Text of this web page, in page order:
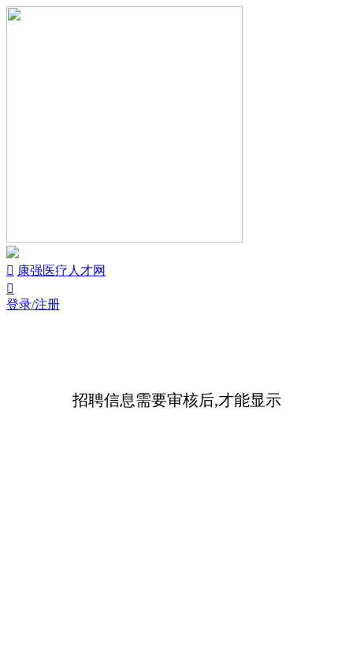
 康强医疗人才网

登录/注册
招聘信息需要审核后,才能显示